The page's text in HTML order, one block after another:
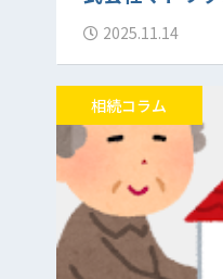
2025.11.14
相続コラム